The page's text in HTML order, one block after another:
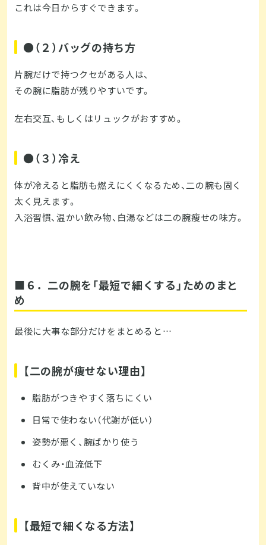
これは今日からすぐできます。
●（２）バッグの持ち方
片腕だけで持つクセがある人は、
その腕に脂肪が残りやすいです。
左右交互、もしくはリュックがおすすめ。
●（３）冷え
体が冷えると脂肪も燃えにくくなるため、二の腕も固く
太く見えます。
入浴習慣、温かい飲み物、白湯などは二の腕痩せの味方。
■６．二の腕を「最短で細くする」ためのまと
め
最後に大事な部分だけをまとめると…
【二の腕が痩せない理由】
脂肪がつきやすく落ちにくい
日常で使わない（代謝が低い）
姿勢が悪く、腕ばかり使う
むくみ・血流低下
背中が使えていない
【最短で細くなる方法】